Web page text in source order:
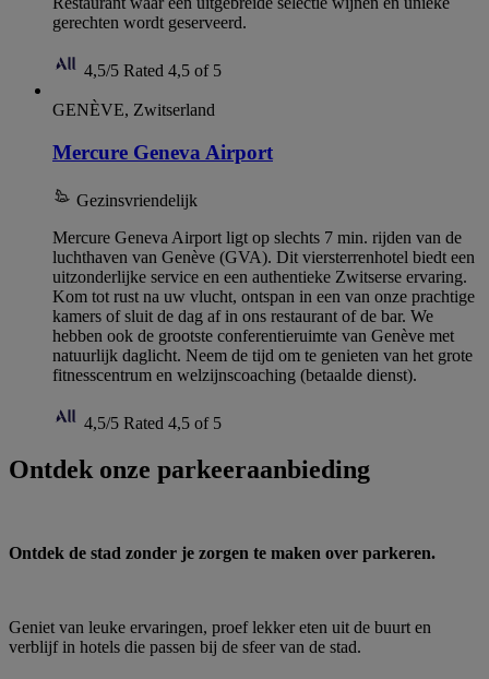
gerechten wordt geserveerd.
4,5/5 Rated 4,5 of 5
GENÈVE, Zwitserland
Mercure Geneva Airport
Gezinsvriendelijk
Mercure Geneva Airport ligt op slechts 7 min. rijden van de
luchthaven van Genève (GVA). Dit viersterrenhotel biedt een
uitzonderlijke service en een authentieke Zwitserse ervaring.
Kom tot rust na uw vlucht, ontspan in een van onze prachtige
kamers of sluit de dag af in ons restaurant of de bar. We
hebben ook de grootste conferentieruimte van Genève met
natuurlijk daglicht. Neem de tijd om te genieten van het grote
fitnesscentrum en welzijnscoaching (betaalde dienst).
4,5/5 Rated 4,5 of 5
Ontdek onze parkeeraanbieding
Ontdek de stad zonder je zorgen te maken over parkeren.
Geniet van leuke ervaringen, proef lekker eten uit de buurt en
verblijf in hotels die passen bij de sfeer van de stad.